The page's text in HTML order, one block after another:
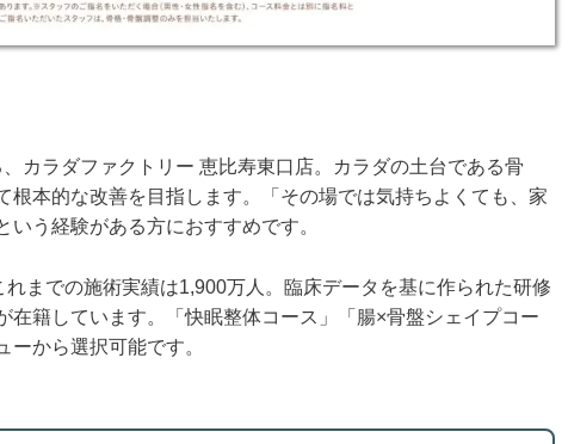
カラダファクトリー 恵比寿東口店。カラダの土台である骨
根本的な改善を目指します。「その場では気持ちよくても、家
う経験がある方におすすめです。
までの施術実績は1,900万人。臨床データを基に作られた研修
在籍しています。「快眠整体コース」「腸×骨盤シェイプコー
から選択可能です。